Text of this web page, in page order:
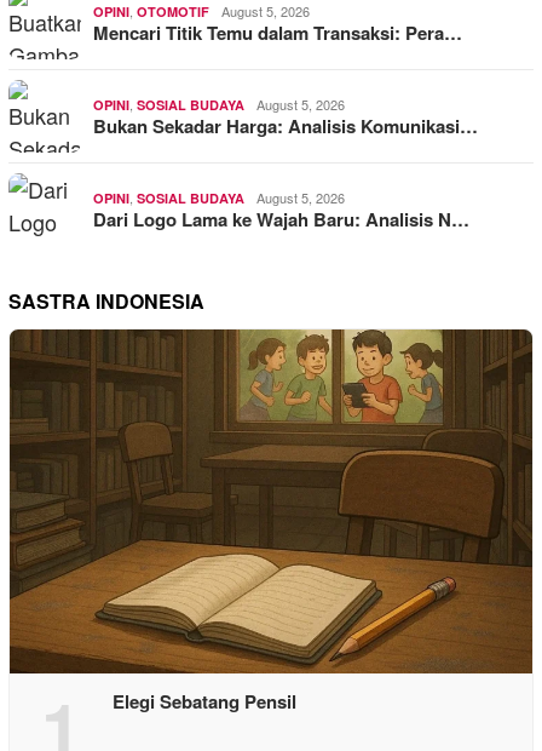
OPINI OTOMOTIF August 5, 2026
Mencari Titik Temu dalam Transaksi: Pera…
OPINI SOSIAL BUDAYA August 5, 2026
Bukan Sekadar Harga: Analisis Komunikasi…
OPINI SOSIAL BUDAYA August 5, 2026
Dari Logo Lama ke Wajah Baru: Analisis N…
SASTRA INDONESIA
1 Elegi Sebatang Pensil